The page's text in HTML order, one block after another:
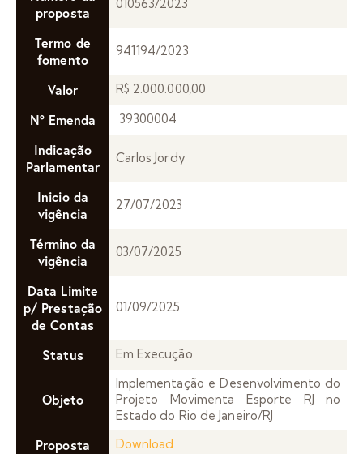
proposta
010563/2023
Termo de
fomento
941194/2023
Valor R$ 2.000.000,00
Nº Emenda 39300004
Indicação
Parlamentar
Carlos Jordy
Inicio da
vigência
27/07/2023
Término da
vigência
03/07/2025
Data Limite
p/ Prestação
de Contas
01/09/2025
Status Em Execução
Objeto
Implementação e Desenvolvimento do
Projeto Movimenta Esporte RJ no
Estado do Rio de Janeiro/RJ
Proposta Download